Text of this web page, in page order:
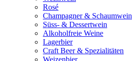
Rosé
Champagner & Schaumwein
Süss- & Dessertwein
Alkoholfreie Weine
Lagerbier
Craft Beer & Spezialitäten
Weizenbier